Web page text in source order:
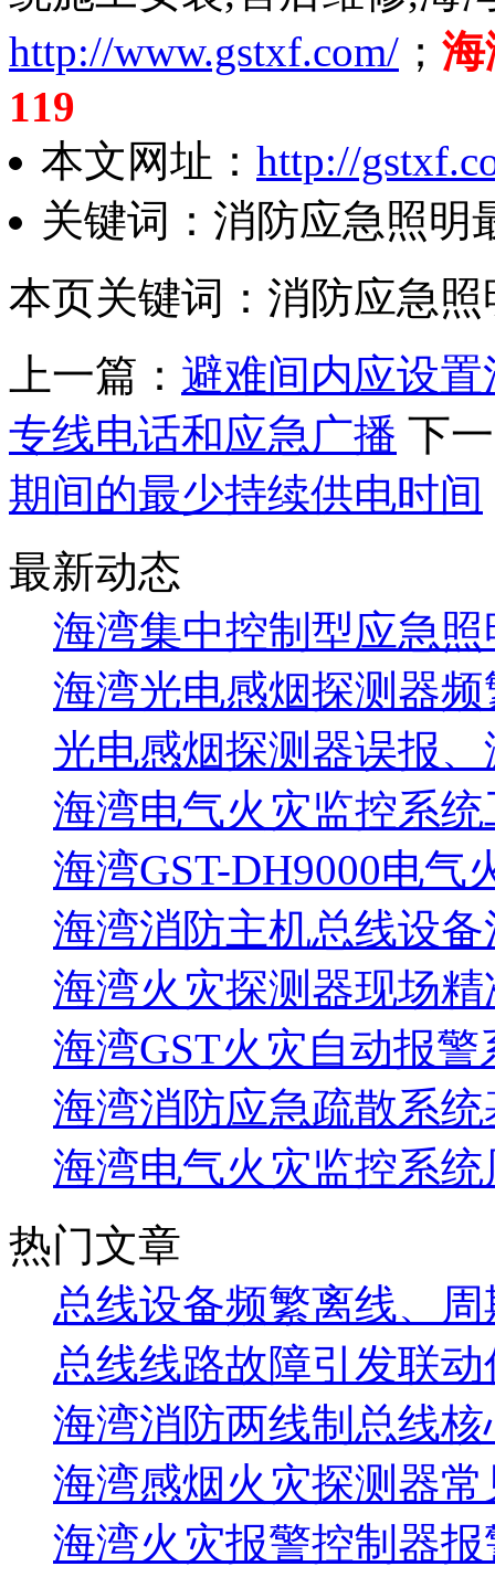
http://www.gstxf.com/ ； 海
119
本文网址： http://
关键词：消防应急照明
本页关键词：消防应急
上一篇： 避难间内应设
专线电话和应急广播 下
期间的最少持续供电时间
最新动态
海湾集中控制型应急照
海湾光电感烟探测器
光电感烟探测器误报
海湾电气火灾监控系统
海湾GST-DH9000电气
海湾消防主机总线设备
海湾火灾探测器现场
海湾GST火灾自动报警
海湾消防应急疏散系统
海湾电气火灾监控系
热门文章
总线设备频繁离线、
总线线路故障引发联
海湾消防两线制总线
海湾感烟火灾探测器
海湾火灾报警控制器报